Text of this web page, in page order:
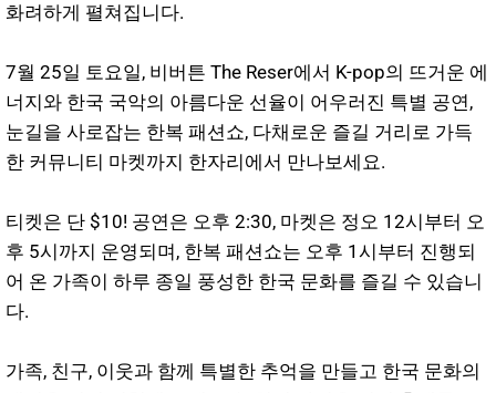
화려하게 펼쳐집니다.
7월 25일 토요일, 비버튼 The Reser에서 K-pop의 뜨거운 에
너지와 한국 국악의 아름다운 선율이 어우러진 특별 공연,
눈길을 사로잡는 한복 패션쇼, 다채로운 즐길 거리로 가득
한 커뮤니티 마켓까지 한자리에서 만나보세요.
티켓은 단 $10! 공연은 오후 2:30, 마켓은 정오 12시부터 오
후 5시까지 운영되며, 한복 패션쇼는 오후 1시부터 진행되
어 온 가족이 하루 종일 풍성한 한국 문화를 즐길 수 있습니
다.
가족, 친구, 이웃과 함께 특별한 추억을 만들고 한국 문화의